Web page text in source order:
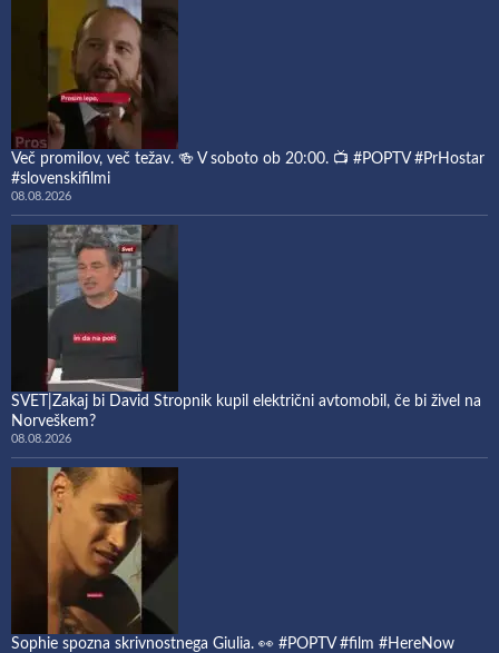
Več promilov, več težav. 🍻 V soboto ob 20:00. 📺 #POPTV #PrHostar
#slovenskifilmi
08.08.2026
SVET|Zakaj bi David Stropnik kupil električni avtomobil, če bi živel na
Norveškem?
08.08.2026
Sophie spozna skrivnostnega Giulia. 👀 #POPTV #film #HereNow